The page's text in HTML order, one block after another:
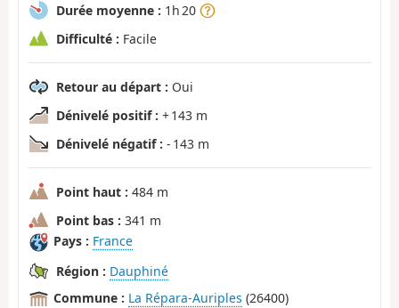
Durée moyenne : 1h 20
Difficulté : Facile
Retour au départ : Oui
Dénivelé positif : + 143 m
Dénivelé négatif : - 143 m
Point haut : 484 m
Point bas : 341 m
Pays : France
Région : Dauphiné
Commune : La Répara-Auriples (26400)